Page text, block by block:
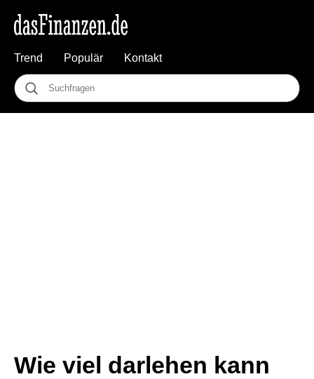
Trend Populär Kontakt
Wie viel darlehen kann